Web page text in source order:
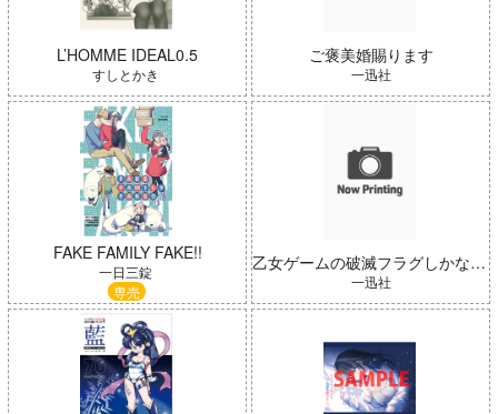
Summer Challenger/水瀬いの
り
インゴクダンチ 春夏秋冬代行者 春の舞
L’HOMME IDEAL0.5
すしとかき
FAKE FAMILY FAKE!!
一日三錠
専売
ご褒美婚賜ります
一迅社
乙女ゲームの破滅フラグしかない悪役 16
一迅社